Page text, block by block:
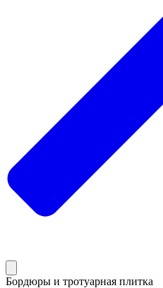
Бордюры и тротуарная плитка